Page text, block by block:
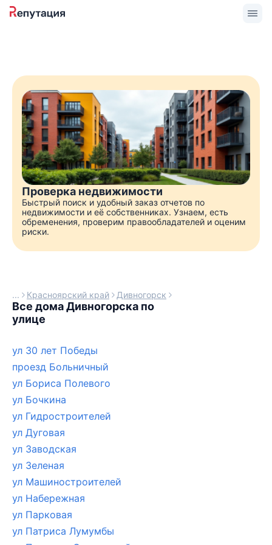
Проверка недвижимости
Быстрый поиск и удобный заказ отчетов по
недвижимости и её собственниках. Узнаем, есть
обременения, проверим правообладателей и оценим
риски.
Красноярский край Дивногорск
Все дома Дивногорска по
улице
ул 30 лет Победы
проезд Больничный
ул Бориса Полевого
ул Бочкина
ул Гидростроителей
ул Дуговая
ул Заводская
ул Зеленая
ул Машиностроителей
ул Набережная
ул Парковая
ул Патриса Лумумбы